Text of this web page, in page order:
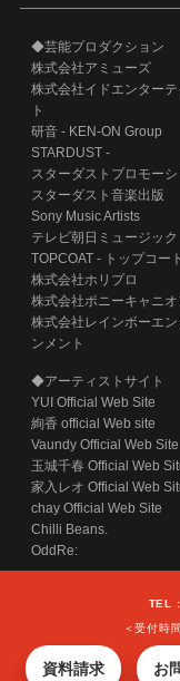
◆芸能プロダクション
株式会社アミューズ
株式会社イドエンター
ト
研音 - KEN-ON Group
STARDUST -
スターダストプロモーシ
スターダスト音楽出版
Sony Music Artists
テレビ朝日ミュージック
TOPCOAT - トップコート
株式会社ホリプロ
株式会社ポニーキャニオ
株式会社レインボーエン
ンメント
◆アーティストサイト
YUI Official Web Site
絢香 official Web site
Vaundy Official Web Site
玉城千春 Official Web
家入レオ Official Web
chay Official Web Site
Chilli Beans.
OddRe:
COPYRIGHT (C)
TEL :
＜受付時
資料請求 お